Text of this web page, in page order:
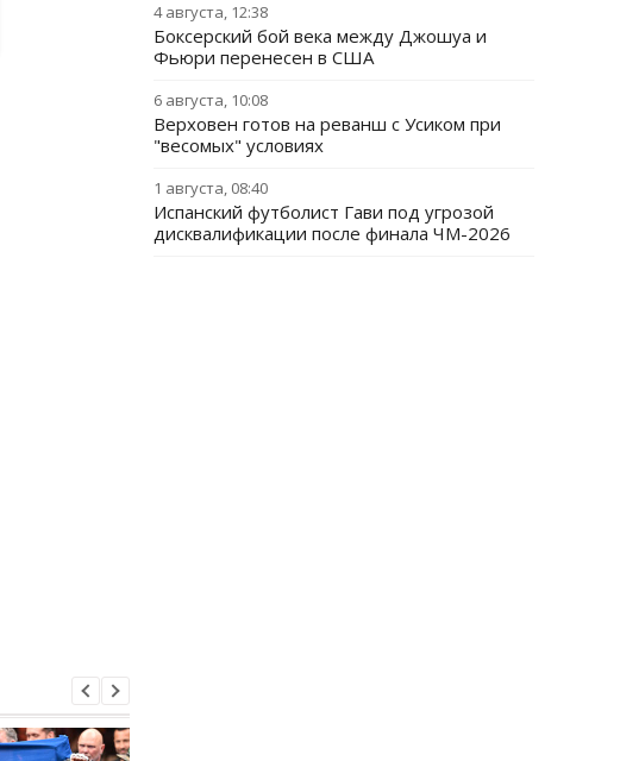
4 августа, 12:38
Боксерский бой века между Джошуа и
Фьюри перенесен в США
6 августа, 10:08
Верховен готов на реванш с Усиком при
"весомых" условиях
1 августа, 08:40
Испанский футболист Гави под угрозой
дисквалификации после финала ЧМ-2026